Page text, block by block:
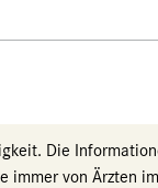
Die
von Ärzten